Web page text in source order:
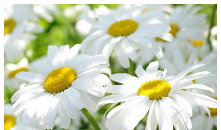
Перейти
к
содержимому